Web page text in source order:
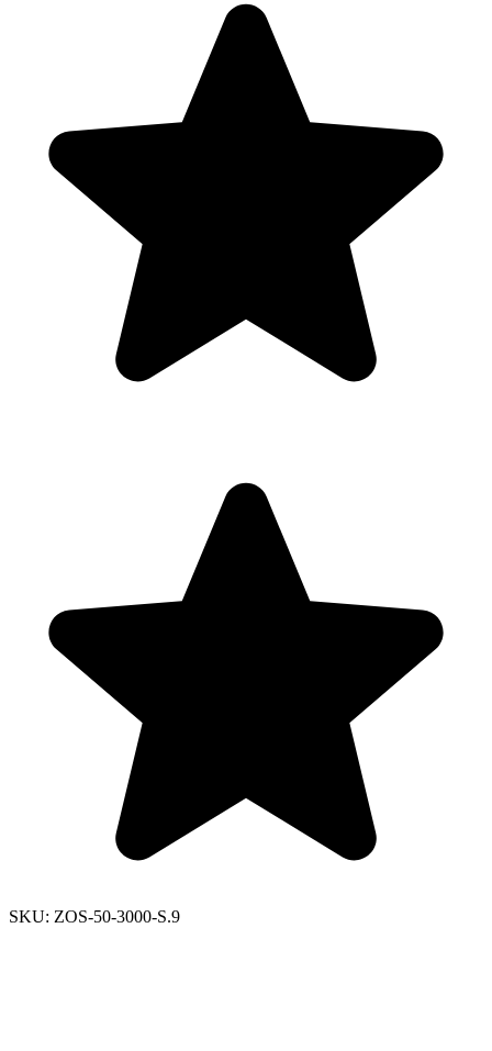
SKU: ZOS-50-3000-S.9